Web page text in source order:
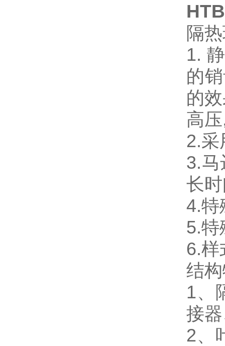
隔
1.
的
的
高压
2.采
3.马
长
4.特
5.特
6.样
结
1、
接
2、